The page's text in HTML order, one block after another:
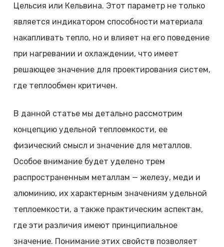
Цельсия или Кельвина. Этот параметр не только
является индикатором способности материала
накапливать тепло, но и влияет на его поведение
при нагревании и охлаждении, что имеет
решающее значение для проектирования систем,
где теплообмен критичен.
В данной статье мы детально рассмотрим
концепцию удельной теплоемкости, ее
физический смысл и значение для металлов.
Особое внимание будет уделено трем
распространенным металлам — железу, меди и
алюминию, их характерным значениям удельной
теплоемкости, а также практическим аспектам,
где эти различия имеют принципиальное
значение. Понимание этих свойств позволяет